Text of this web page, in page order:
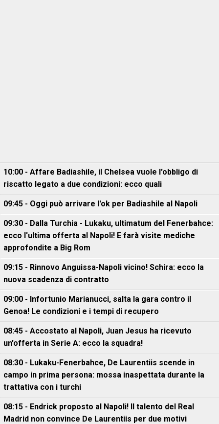
10:00 - Affare Badiashile, il Chelsea vuole l'obbligo di
riscatto legato a due condizioni: ecco quali
09:45 - Oggi può arrivare l'ok per Badiashile al Napoli
09:30 - Dalla Turchia - Lukaku, ultimatum del Fenerbahce:
ecco l'ultima offerta al Napoli! E farà visite mediche
approfondite a Big Rom
09:15 - Rinnovo Anguissa-Napoli vicino! Schira: ecco la
nuova scadenza di contratto
09:00 - Infortunio Marianucci, salta la gara contro il
Genoa! Le condizioni e i tempi di recupero
08:45 - Accostato al Napoli, Juan Jesus ha ricevuto
un'offerta in Serie A: ecco la squadra!
08:30 - Lukaku-Fenerbahce, De Laurentiis scende in
campo in prima persona: mossa inaspettata durante la
trattativa con i turchi
08:15 - Endrick proposto al Napoli! Il talento del Real
Madrid non convince De Laurentiis per due motivi